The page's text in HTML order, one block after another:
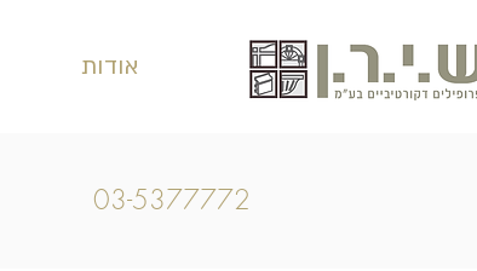
אודות
03-5377772